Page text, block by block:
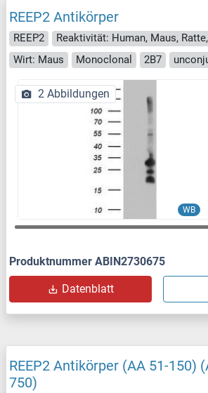
REEP2 Antikörper
REEP2 Reaktivität: Human, Maus,
Wirt: Maus
Monoclonal 2B7
WB
2 Abbildungen
Produktnummer ABIN2730675
Datenblatt
REEP2 Antikörper (AA 51-150)
750)